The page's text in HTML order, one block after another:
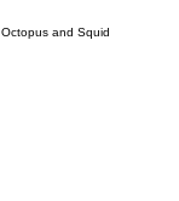
Octopus and Squid